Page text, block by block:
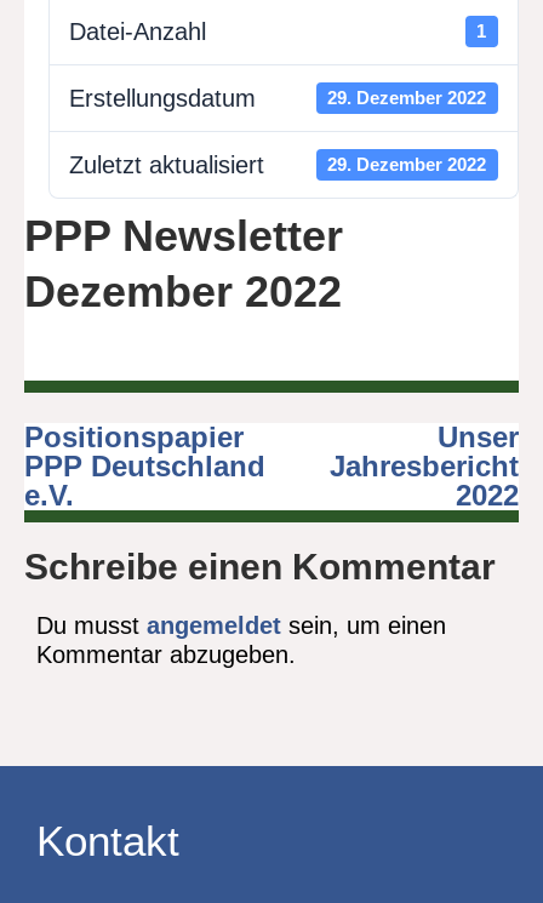
Datei-Anzahl 1
Erstellungsdatum 29. Dezember 2022
Zuletzt aktualisiert 29. Dezember 2022
PPP Newsletter
Dezember 2022
Beitragsnavigation
Positionspapier
PPP Deutschland
e.V.
Unser
Jahresbericht
2022
Schreibe einen Kommentar
Du musstangemeldet sein, um einen
Kommentar abzugeben.
Kontakt